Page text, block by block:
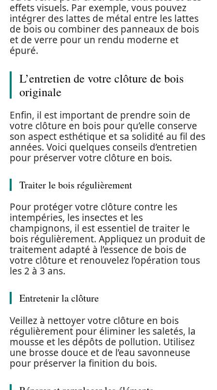
effets visuels. Par exemple, vous pouvez
intégrer des lattes de métal entre les lattes
de bois ou combiner des panneaux de bois
et de verre pour un rendu moderne et
épuré.
L’entretien de votre clôture de bois
originale
Enfin, il est important de prendre soin de
votre clôture en bois pour qu’elle conserve
son aspect esthétique et sa solidité au fil des
années. Voici quelques conseils d’entretien
pour préserver votre clôture en bois.
Traiter le bois régulièrement
Pour protéger votre clôture contre les
intempéries, les insectes et les
champignons, il est essentiel de traiter le
bois régulièrement. Appliquez un produit de
traitement adapté à l’essence de bois de
votre clôture et renouvelez l’opération tous
les 2 à 3 ans.
Entretenir la clôture
Veillez à nettoyer votre clôture en bois
régulièrement pour éliminer les saletés, la
mousse et les dépôts de pollution. Utilisez
une brosse douce et de l’eau savonneuse
pour préserver la finition du bois.